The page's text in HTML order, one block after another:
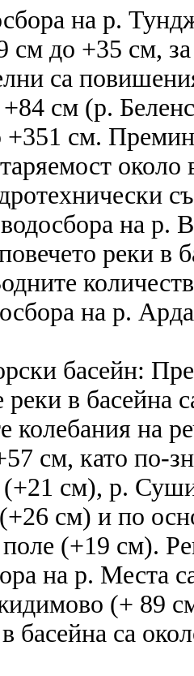
на р.
до +35 см,
са
см (р.
см.
на р.
реки в
на р.
басейн:
реки в басейна
колебания на
см, като по-
см), р.
см) и по
(+19 см).
на р. Места
(+ 89
басейна са